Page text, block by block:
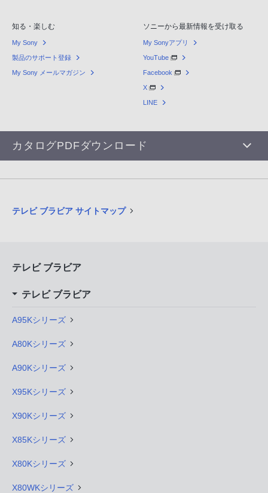
知る・楽しむ
My Sony
製品のサポート登録
My Sony メールマガジン
ソニーから最新情報を受け取る
My Sonyアプリ
YouTube
Facebook
X
LINE
カタログPDFダウンロード
テレビ ブラビア サイトマップ
テレビ ブラビア
テレビ ブラビア
A95Kシリーズ
A80Kシリーズ
A90Kシリーズ
X95Kシリーズ
X90Kシリーズ
X85Kシリーズ
X80Kシリーズ
X80WKシリーズ